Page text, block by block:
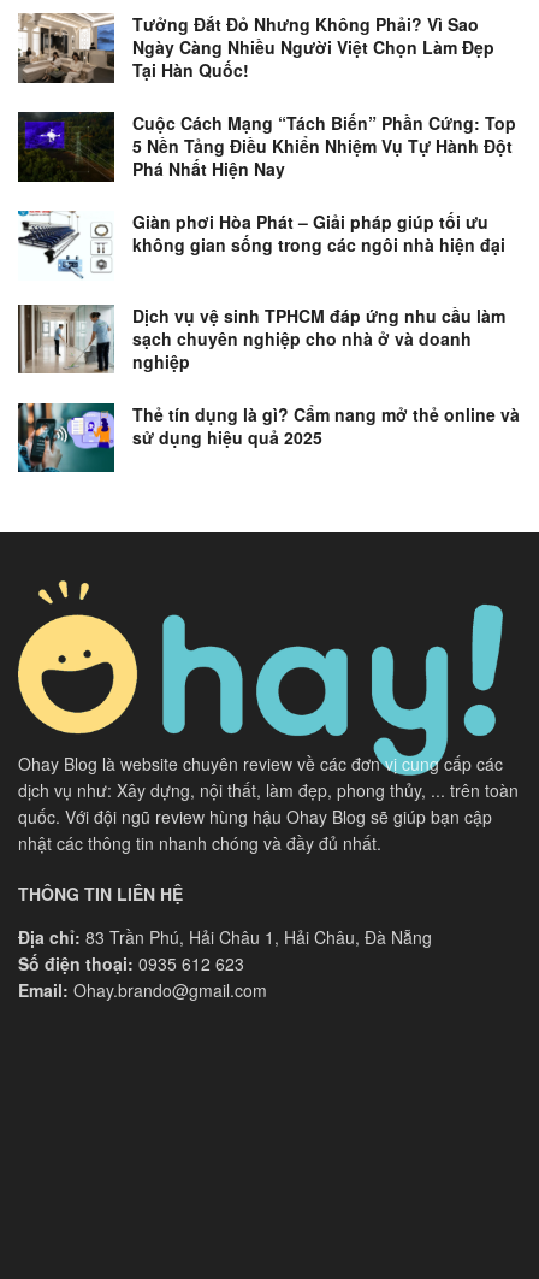
Tưởng Đắt Đỏ Nhưng Không Phải? Vì Sao
Ngày Càng Nhiều Người Việt Chọn Làm Đẹp
Tại Hàn Quốc!
Cuộc Cách Mạng “Tách Biến” Phần Cứng: Top
5 Nền Tảng Điều Khiển Nhiệm Vụ Tự Hành Đột
Phá Nhất Hiện Nay
Giàn phơi Hòa Phát – Giải pháp giúp tối ưu
không gian sống trong các ngôi nhà hiện đại
Dịch vụ vệ sinh TPHCM đáp ứng nhu cầu làm
sạch chuyên nghiệp cho nhà ở và doanh
nghiệp
Thẻ tín dụng là gì? Cẩm nang mở thẻ online và
sử dụng hiệu quả 2025
Ohay Blog là website chuyên review về các đơn vị cung cấp các
dịch vụ như: Xây dựng, nội thất, làm đẹp, phong thủy, ... trên toàn
quốc. Với đội ngũ review hùng hậu Ohay Blog sẽ giúp bạn cập
nhật các thông tin nhanh chóng và đầy đủ nhất.
THÔNG TIN LIÊN HỆ
Địa chỉ: 83 Trần Phú, Hải Châu 1, Hải Châu, Đà Nẵng
Số điện thoại: 0935 612 623
Email: Ohay.brando@gmail.com